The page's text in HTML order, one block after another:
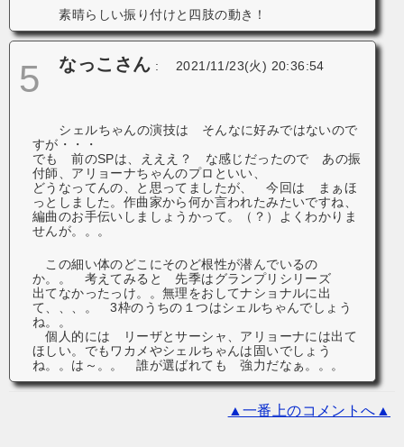
素晴らしい振り付けと四肢の動き！
5 なっこさん : 2021/11/23(火) 20:36:54
シェルちゃんの演技は そんなに好みではないので
すが・・・
でも 前のSPは、えええ？ な感じだったので あの振
付師、アリョーナちゃんのプロといい、
どうなってんの、と思ってましたが、 今回は まぁほ
っとしました。作曲家から何か言われたみたいですね、
編曲のお手伝いしましょうかって。（？）よくわかりま
せんが。。。
この細い体のどこにそのど根性が潜んでいるの
か。。 考えてみると 先季はグランプリシリーズ
出てなかったっけ。。無理をおしてナショナルに出
て、、、。 3枠のうちの１つはシェルちゃんでしょう
ね。。
個人的には リーザとサーシャ、アリョーナには出て
ほしい。でもワカメやシェルちゃんは固いでしょう
ね。。は～。。 誰が選ばれても 強力だなぁ。。。
▲一番上のコメントへ▲